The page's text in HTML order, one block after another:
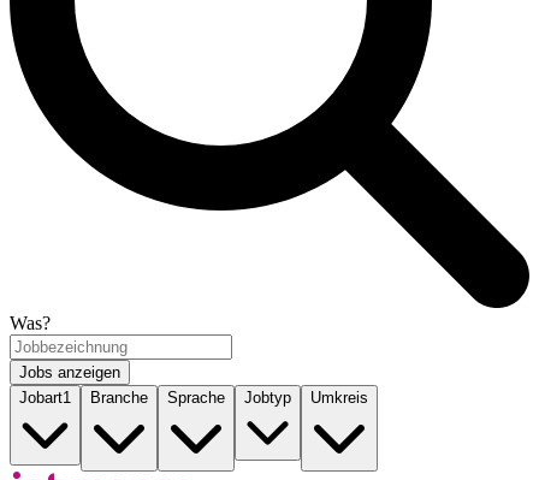
Was?
Jobs anzeigen
Jobart1 Branche Sprache Jobtyp Umkreis